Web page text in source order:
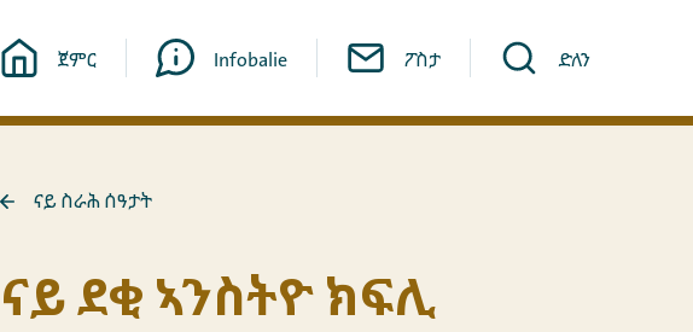
ጀምር Infobalie ፖስታ ድለን
ናብ
ሰዓታት
ናይ ስራሕ ሰዓታት
ናይ ደቂ ኣንስትዮ ክፍሊ